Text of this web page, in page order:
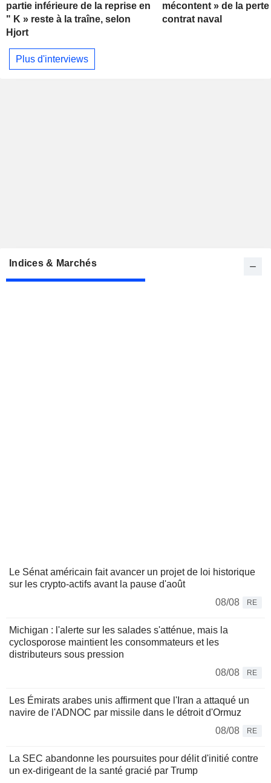
partie inférieure de la reprise en
" K » reste à la traîne, selon
Hjort
mécontent » de la
contrat naval
Plus d'interviews
Indices & Marchés
Le Sénat américain fait avancer un projet de loi historique
sur les crypto-actifs avant la pause d'août
08/08
RE
Michigan : l'alerte sur les salades s'atténue, mais la
cyclosporose maintient les consommateurs et les
distributeurs sous pression
08/08
RE
Les Émirats arabes unis affirment que l'Iran a attaqué un
navire de l'ADNOC par missile dans le détroit d'Ormuz
08/08
RE
La SEC abandonne les poursuites pour délit d'initié contre
un ex-dirigeant de la santé gracié par Trump